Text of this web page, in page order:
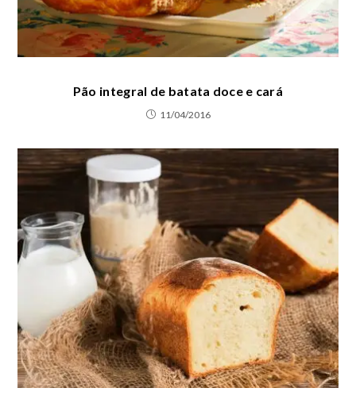
Pão integral de batata doce e cará
11/04/2016